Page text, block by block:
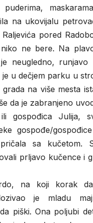
puderima,
na ukovijalu
pored
niko ne bere. Na
neugledno, runjavo
je u dečjem parku u
na više mesta
da je zabranjeno
ili gospođica Julija,
gospođe/
sa kučetom.
prljavo kučence i
na koji korak
je mladu
piški. Ona poljubi